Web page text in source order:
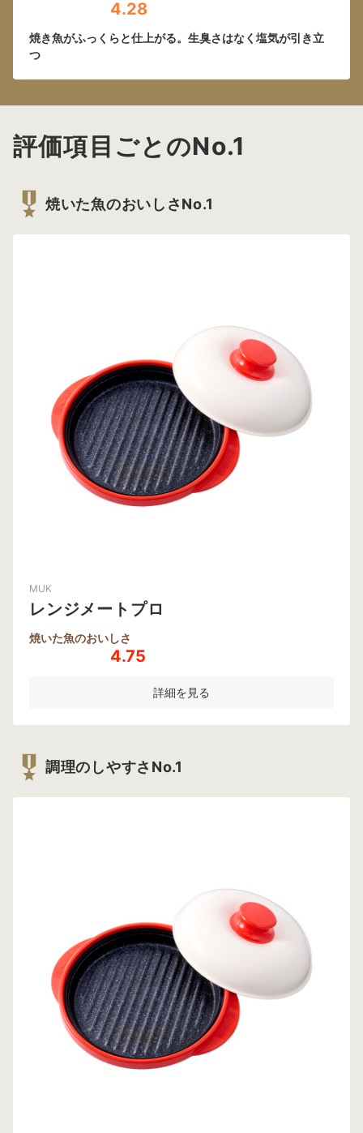
4.28
焼き魚がふっくらと仕上がる。生臭さはなく塩気が引き立
つ
評価項目ごとのNo.1
焼いた魚のおいしさNo.1
MUK
レンジメートプロ
焼いた魚のおいしさ
4.75
詳細を見る
調理のしやすさNo.1